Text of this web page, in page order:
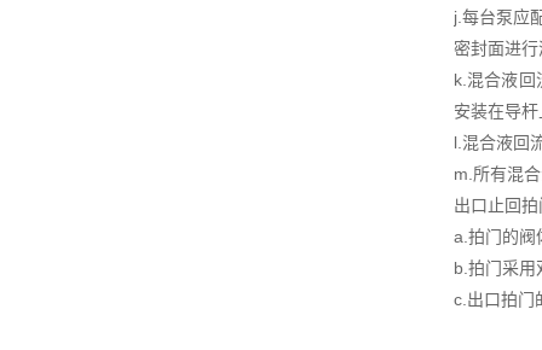
j.每台泵应
密封面进
k.混合液回
安装在导
l.混合液回
m.所有混
出口止回
a.拍门的阀
b.拍门采用
c.出口拍门